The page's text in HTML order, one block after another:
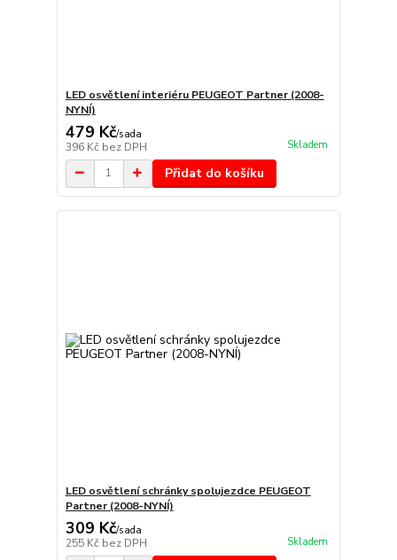
LED osvětlení interiéru PEUGEOT Partner (2008-
NYNÍ)
479 Kč/sada
396 Kč bez DPH Skladem
Přidat do košíku
LED osvětlení schránky spolujezdce PEUGEOT
Partner (2008-NYNÍ)
309 Kč/sada
255 Kč bez DPH Skladem